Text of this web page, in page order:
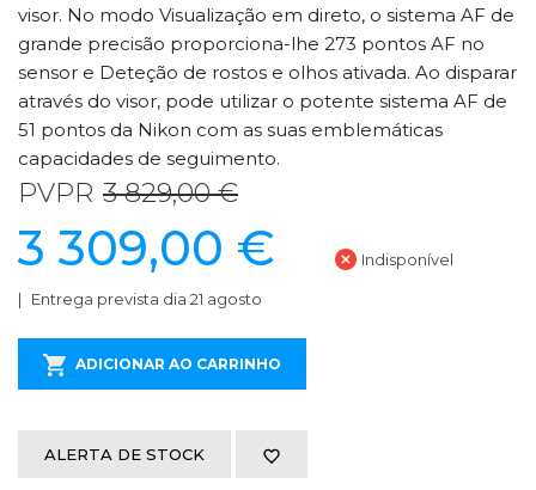
visor. No modo Visualização em direto, o sistema AF de
grande precisão proporciona-lhe 273 pontos AF no
sensor e Deteção de rostos e olhos ativada. Ao disparar
através do visor, pode utilizar o potente sistema AF de
51 pontos da Nikon com as suas emblemáticas
capacidades de seguimento.
PVPR 3 829,00 €
3 309,00 € Indisponível
Entrega prevista dia 21 agosto
ADICIONAR AO CARRINHO
ALERTA DE STOCK